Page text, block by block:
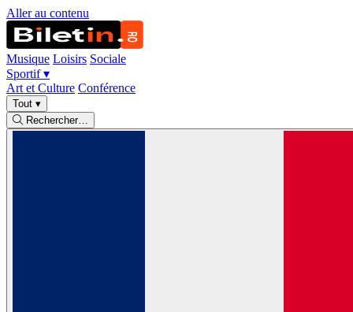
Aller au contenu
Musique Loisirs Sociale
Sportif▾
Art et Culture Conférence
Tout ▾
Rechercher…